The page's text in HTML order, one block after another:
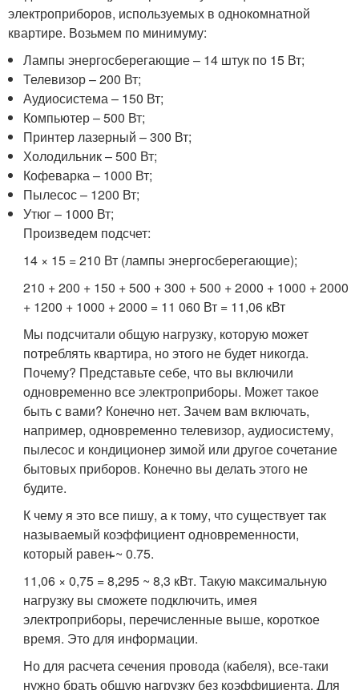
электроприборов, используемых в однокомнатной
квартире. Возьмем по минимуму:
Лампы энергосберегающие – 14 штук по 15 Вт;
Телевизор – 200 Вт;
Аудиосистема – 150 Вт;
Компьютер – 500 Вт;
Принтер лазерный – 300 Вт;
Холодильник – 500 Вт;
Кофеварка – 1000 Вт;
Пылесос – 1200 Вт;
Утюг – 1000 Вт;
Произведем подсчет:
14 × 15 = 210 Вт (лампы энергосберегающие);
210 + 200 + 150 + 500 + 300 + 500 + 2000 + 1000 + 2000
+ 1200 + 1000 + 2000 = 11 060 Вт = 11,06 кВт
Мы подсчитали общую нагрузку, которую может
потреблять квартира, но этого не будет никогда.
Почему? Представьте себе, что вы включили
одновременно все электроприборы. Может такое
быть с вами? Конечно нет. Зачем вам включать,
например, одновременно телевизор, аудиосистему,
пылесос и кондиционер зимой или другое сочетание
бытовых приборов. Конечно вы делать этого не
будите.
К чему я это все пишу, а к тому, что существует так
называемый коэффициент одновременности,
который равен̴̴̴ ~ 0.75.
11,06 × 0,75 = 8,295 ~ 8,3 кВт. Такую максимальную
нагрузку вы сможете подключить, имея
электроприборы, перечисленные выше, короткое
время. Это для информации.
Но для расчета сечения провода (кабеля), все-таки
нужно брать общую нагрузку без коэффициента. Для